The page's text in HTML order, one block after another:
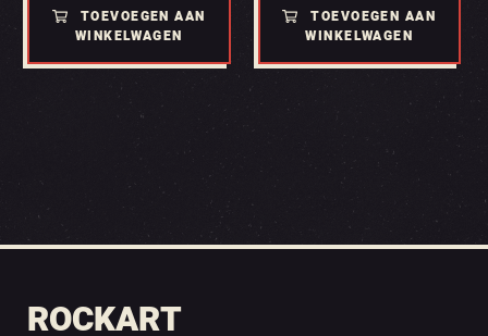
TOEVOEGEN AAN
WINKELWAGEN
TOEVOEGEN AAN
WINKELWAGEN
ROCKART